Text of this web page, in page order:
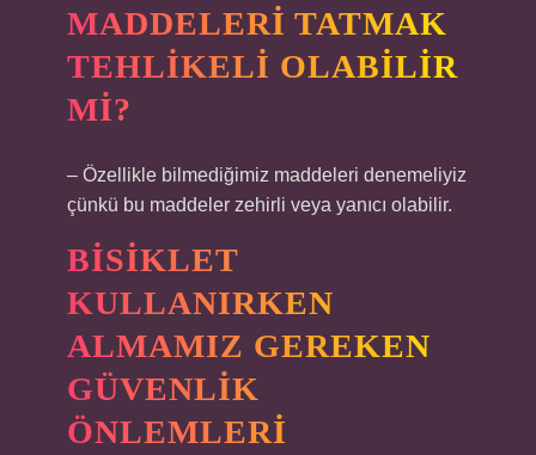
MADDELERI TATMAK
TEHLIKELI OLABILIR
MI?
– Özellikle bilmediğimiz maddeleri denemeliyiz
çünkü bu maddeler zehirli veya yanıcı olabilir.
BISIKLET
KULLANIRKEN
ALMAMIZ GEREKEN
GÜVENLIK
ÖNLEMLERI